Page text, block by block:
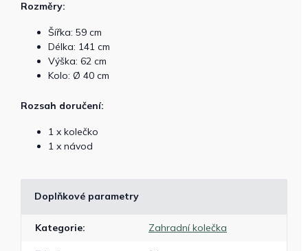
Rozměry:
Šířka: 59 cm
Délka: 141 cm
Výška: 62 cm
Kolo: Ø 40 cm
Rozsah doručení:
1 x kolečko
1 x návod
Doplňkové parametry
Kategorie: Zahradní kolečka